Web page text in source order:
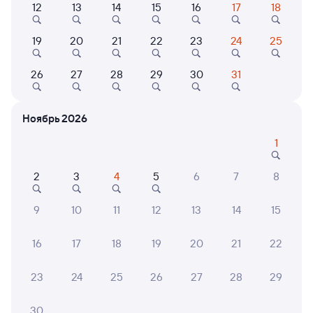
Найдём билет на поезд за вас
Даже если сейчас нет мест
Искать билеты
Путешественникам нравятся эти варианты
7,1
Мини-отель
1 ⁠938 ⁠₽
Мотель Транзит
1 ⁠428 ⁠₽
12 13 14 15 16 17 18
19 20 21 22 23 24 25
26 27 28 29 30 31
Ноябрь 2026
1
2 3 4 5 6 7 8
9 10 11 12 13 14 15
16 17 18 19 20 21 22
23 24 25 26 27 28 29